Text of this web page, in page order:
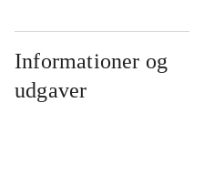
Informationer og
udgaver